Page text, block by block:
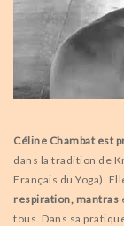
Céline Chambat est
dans la tradition de
Français du Yoga).
respiration, mantras
tous. Dans sa